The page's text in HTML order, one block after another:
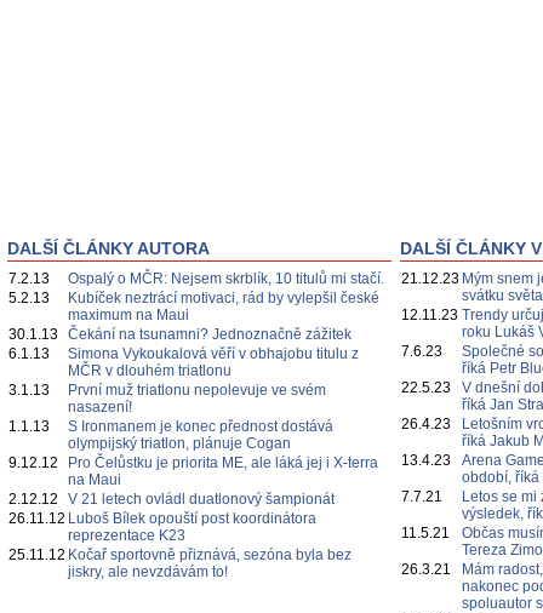
DALŠÍ ČLÁNKY AUTORA
7.2.13
Ospalý o MČR: Nejsem skrblík, 10 titulů mi stačí.
5.2.13
Kubíček neztrácí motivaci, rád by vylepšil české
maximum na Maui
30.1.13 Čekání na tsunamni? Jednoznačně zážitek
6.1.13
Simona Vykoukalová věří v obhajobu titulu z
MČR v dlouhém triatlonu
3.1.13
První muž triatlonu nepolevuje ve svém
nasazení!
1.1.13
S Ironmanem je konec přednost dostává
olympijský triatlon, plánuje Cogan
9.12.12
Pro Čelůstku je priorita ME, ale láká jej i X-terra
na Maui
2.12.12
V 21 letech ovládl duatlonový šampionát
26.11.12 Luboš Bílek opouští post koordinátora
reprezentace K23
25.11.12 Kočař sportovně přiznává, sezóna byla bez
jiskry, ale nevzdávám to!
DALŠÍ ČLÁNKY
21.12.23 Mým snem
svátku
12.11.23 Trendy
roku Lukáš
7.6.23
Společné
říká Petr
22.5.23
V dnešní
říká Jan
26.4.23
Letošním
říká Jakub
13.4.23
Arena
období,
7.7.21
Letos se
výsledek,
11.5.21
Občas
Tereza
26.3.21
Mám
nakonec
spoluautor